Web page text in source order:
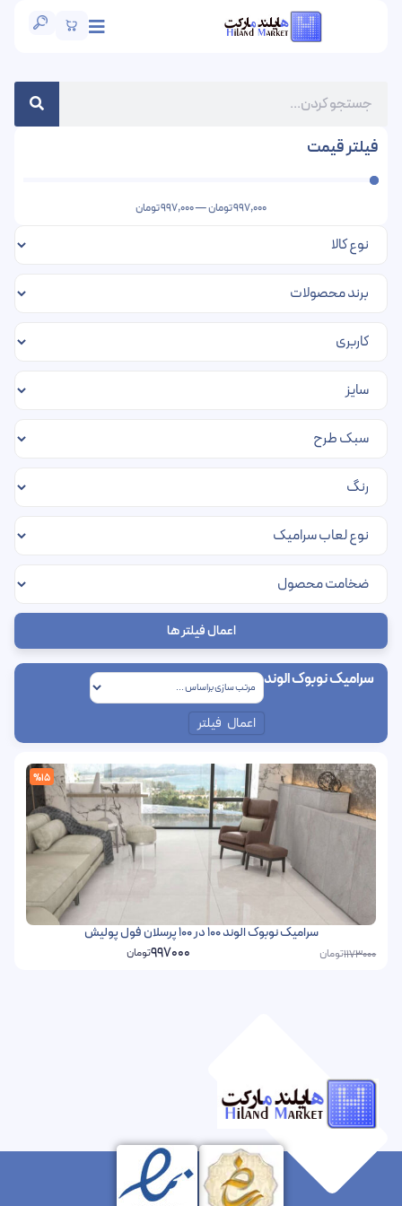
فیلتر قیمت
997,000تومان—
997,000تومان
اعمال فیلتر ها
سرامیک نوبوک الوند
اعمال فیلتر
%15
سرامیک نوبوک الوند 100 در 100 پرسلان فول پولیش
1173000تومان 997000تومان